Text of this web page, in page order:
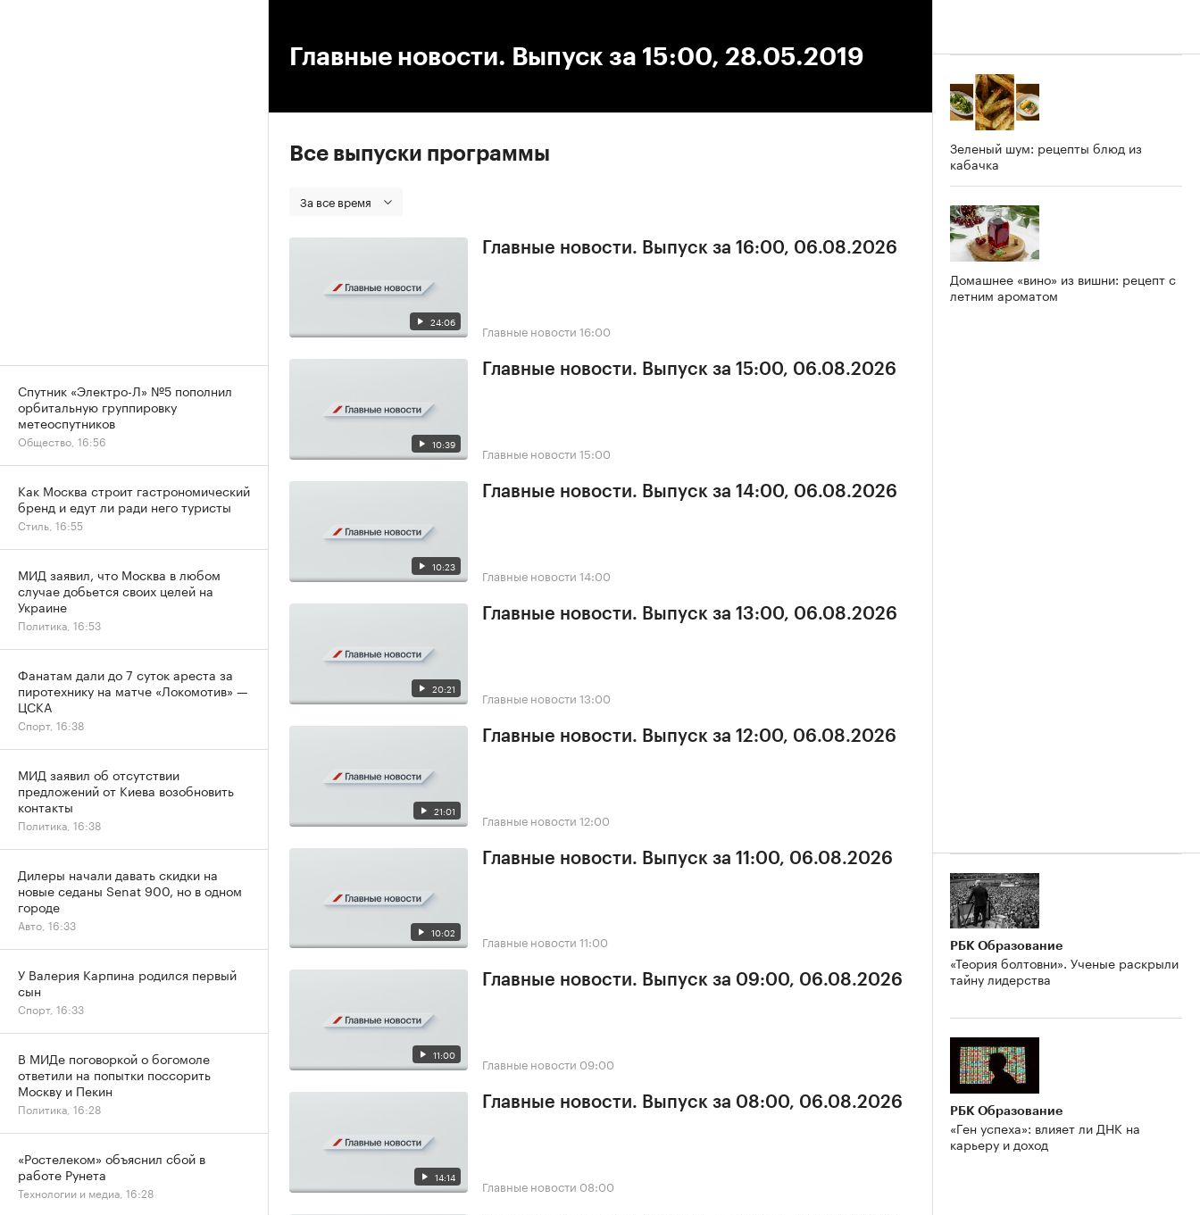
Главные новости. Выпуск за 15:00, 28.05.2019
Все выпуски программы
За все время
24:06
Главные новости. Выпуск за 16:00, 06.08.2026
Главные новости 16:00
10:39
Главные новости. Выпуск за 15:00, 06.08.2026
Главные новости 15:00
10:23
Главные новости. Выпуск за 14:00, 06.08.2026
Главные новости 14:00
20:21
Главные новости. Выпуск за 13:00, 06.08.2026
Главные новости 13:00
21:01
Главные новости. Выпуск за 12:00, 06.08.2026
Главные новости 12:00
10:02
Главные новости. Выпуск за 11:00, 06.08.2026
Главные новости 11:00
11:00
Главные новости. Выпуск за 09:00, 06.08.2026
Главные новости 09:00
14:14
Главные новости. Выпуск за 08:00, 06.08.2026
Главные новости 08:00
Зеленый шум: рецепты блюд из
кабачка
Домашнее «вино» из вишни: рецепт с
летним ароматом
РБК Образование
«Теория болтовни». Ученые раскрыли
тайну лидерства
РБК Образование
«Ген успеха»: влияет ли ДНК на
карьеру и доход
Спутник «Электро-Л» №5 пополнил
орбитальную группировку
метеоспутников
Общество, 16:56
Как Москва строит гастрономический
бренд и едут ли ради него туристы
Стиль, 16:55
МИД заявил, что Москва в любом
случае добьется своих целей на
Украине
Политика, 16:53
Фанатам дали до 7 суток ареста за
пиротехнику на матче «Локомотив» —
ЦСКА
Спорт, 16:38
МИД заявил об отсутствии
предложений от Киева возобновить
контакты
Политика, 16:38
Дилеры начали давать скидки на
новые седаны Senat 900, но в одном
городе
Авто, 16:33
У Валерия Карпина родился первый
сын
Спорт, 16:33
В МИДе поговоркой о богомоле
ответили на попытки поссорить
Москву и Пекин
Политика, 16:28
«Ростелеком» объяснил сбой в
работе Рунета
Технологии и медиа, 16:28